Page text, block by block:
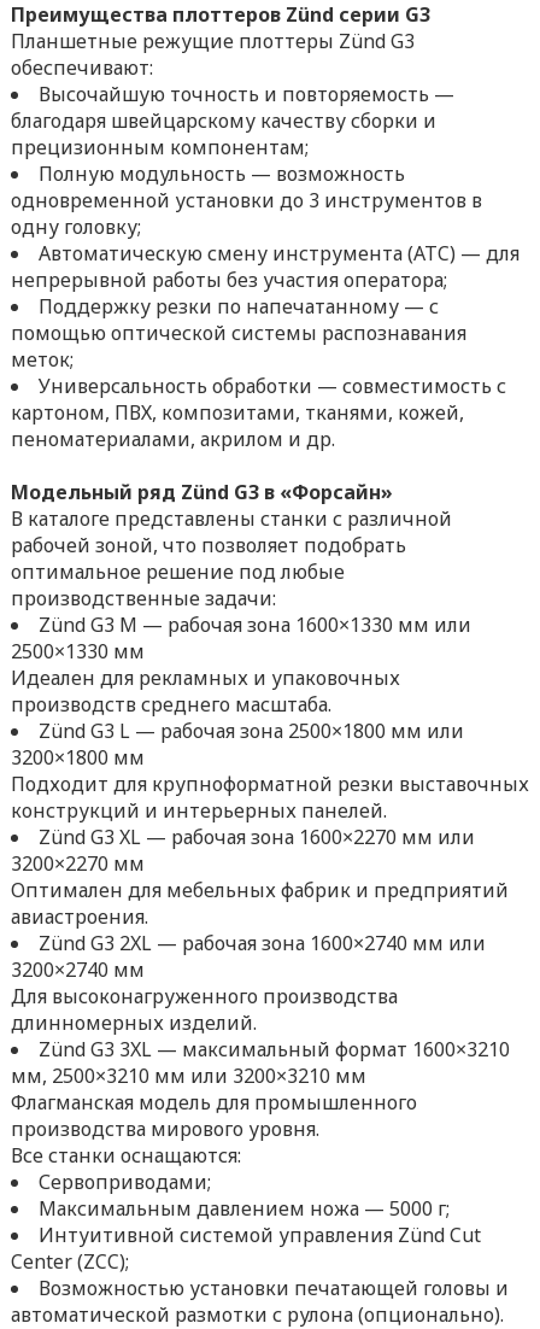
Преимущества плоттеров Zünd серии G3
Планшетные режущие плоттеры Zünd G3
обеспечивают:
Высочайшую точность и повторяемость —
благодаря швейцарскому качеству сборки и
прецизионным компонентам;
Полную модульность — возможность
одновременной установки до 3 инструментов в
одну головку;
Автоматическую смену инструмента (ATC) — для
непрерывной работы без участия оператора;
Поддержку резки по напечатанному — с
помощью оптической системы распознавания
меток;
Универсальность обработки — совместимость с
картоном, ПВХ, композитами, тканями, кожей,
пеноматериалами, акрилом и др.
Модельный ряд Zünd G3 в «Форсайн»
В каталоге представлены станки с различной
рабочей зоной, что позволяет подобрать
оптимальное решение под любые
производственные задачи:
Zünd G3 M — рабочая зона 1600×1330 мм или
2500×1330 мм
Идеален для рекламных и упаковочных
производств среднего масштаба.
Zünd G3 L — рабочая зона 2500×1800 мм или
3200×1800 мм
Подходит для крупноформатной резки выставочных
конструкций и интерьерных панелей.
Zünd G3 XL — рабочая зона 1600×2270 мм или
3200×2270 мм
Оптимален для мебельных фабрик и предприятий
авиастроения.
Zünd G3 2XL — рабочая зона 1600×2740 мм или
3200×2740 мм
Для высоконагруженного производства
длинномерных изделий.
Zünd G3 3XL — максимальный формат 1600×3210
мм, 2500×3210 мм или 3200×3210 мм
Флагманская модель для промышленного
производства мирового уровня.
Все станки оснащаются:
Сервоприводами;
Максимальным давлением ножа — 5000 г;
Интуитивной системой управления Zünd Cut
Center (ZCC);
Возможностью установки печатающей головы и
автоматической размотки с рулона (опционально).